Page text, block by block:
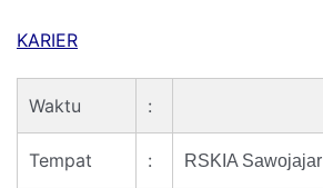
KARIER
Waktu :
Tempat : RSKIA Sawojajar